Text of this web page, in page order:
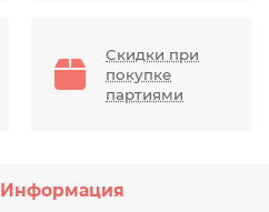
Скидки при
покупке
партиями
Информация